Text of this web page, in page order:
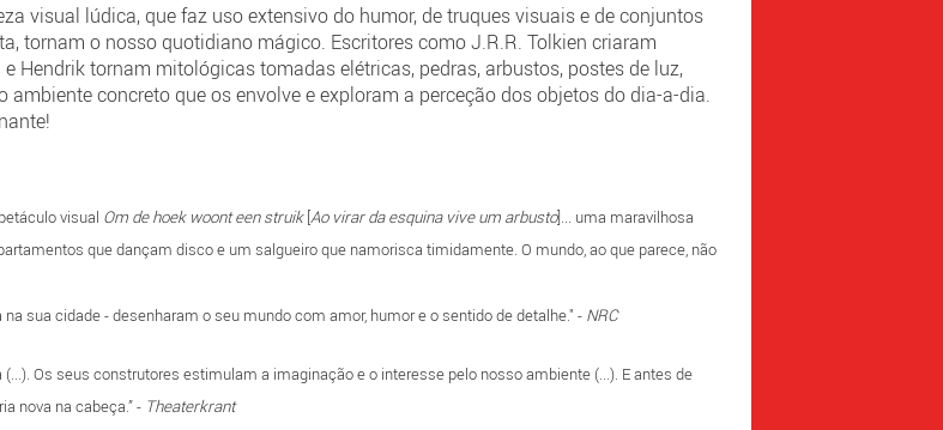
visual lúdica, que faz uso extensivo do humor, de truques visuais e de conjuntos
tornam o nosso quotidiano mágico. Escritores como J.R.R. Tolkien criaram
Hendrik tornam mitológicas tomadas elétricas, pedras, arbustos, postes de luz,
concreto que os envolve e exploram a perceção dos objetos do dia-a-dia.
visual Om de hoek woont een struik[Ao virar da esquina vive um arbusto]... uma maravilhosa
que dançam disco e um salgueiro que namorisca timidamente. O mundo, ao que parece, não
sua cidade - desenharam o seu mundo com amor, humor e o sentido de detalhe." - NRC
Os seus construtores estimulam a imaginação e o interesse pelo nosso ambiente (...). E antes de
nova na cabeça.” - Theaterkrant